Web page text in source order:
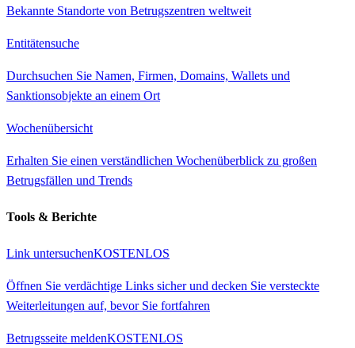
Bekannte Standorte von Betrugszentren weltweit
Entitätensuche
Durchsuchen Sie Namen, Firmen, Domains, Wallets und
Sanktionsobjekte an einem Ort
Wochenübersicht
Erhalten Sie einen verständlichen Wochenüberblick zu großen
Betrugsfällen und Trends
Tools & Berichte
Link untersuchenKOSTENLOS
Öffnen Sie verdächtige Links sicher und decken Sie versteckte
Weiterleitungen auf, bevor Sie fortfahren
Betrugsseite meldenKOSTENLOS